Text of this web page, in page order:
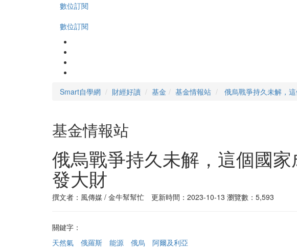
數位訂閱
數位訂閱
Smart自學網 財經好讀 基金 基金情報站 俄烏戰爭持久未解，
基金情報站
俄烏戰爭持久未解，這個國
發大財
撰文者：風傳媒 / 金牛幫幫忙 更新時間：2023-10-13 瀏覽數：5,593
關鍵字：
天然氣
俄羅斯 能源 俄烏
阿爾及利亞